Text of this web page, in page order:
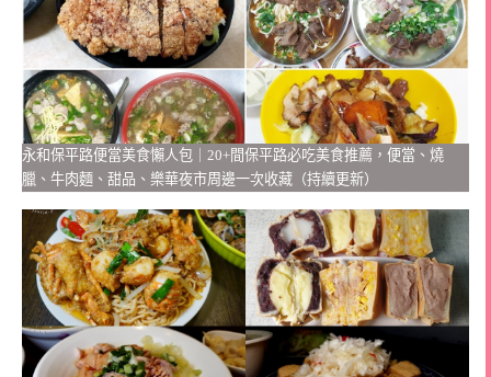
永和保平路便當美食懶人包｜20+間保平路必吃美食推薦，便當、燒
臘、牛肉麵、甜品、樂華夜市周邊一次收藏（持續更新）